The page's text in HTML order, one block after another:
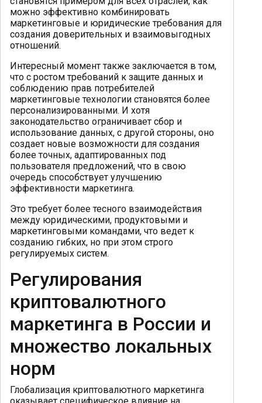
можно эффективно комбинировать
маркетинговые и юридические требования для
создания доверительных и взаимовыгодных
отношений.
Интересный момент также заключается в том,
что с ростом требований к защите данных и
соблюдению прав потребителей
маркетинговые технологии становятся более
персонализированными. И хотя
законодательство ограничивает сбор и
использование данных, с другой стороны, оно
создает новые возможности для создания
более точных, адаптированных под
пользователя предложений, что в свою
очередь способствует улучшению
эффективности маркетинга.
Это требует более тесного взаимодействия
между юридическими, продуктовыми и
маркетинговыми командами, что ведет к
созданию гибких, но при этом строго
регулируемых систем.
Регулирования
криптовалютного
маркетинга в России и
множество локальных
норм
Глобализация криптовалютного маркетинга
оказывает специфическое влияние на